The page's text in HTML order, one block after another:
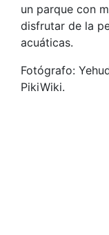
un parque con
disfrutar de la
acuáticas.
Fotógrafo:
PikiWiki.